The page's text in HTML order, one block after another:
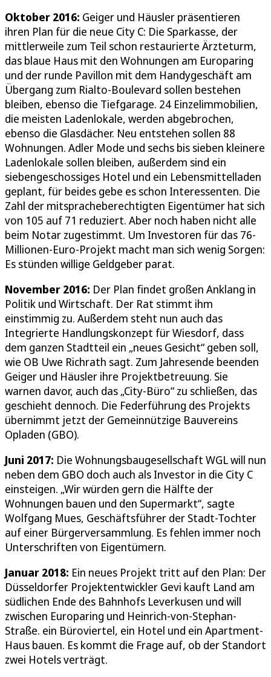
Oktober 2016: Geiger und Häusler präsentieren
ihren Plan für die neue City C: Die Sparkasse, der
mittlerweile zum Teil schon restaurierte Ärzteturm,
das blaue Haus mit den Wohnungen am Europaring
und der runde Pavillon mit dem Handygeschäft am
Übergang zum Rialto-Boulevard sollen bestehen
bleiben, ebenso die Tiefgarage. 24 Einzelimmobilien,
die meisten Ladenlokale, werden abgebrochen,
ebenso die Glasdächer. Neu entstehen sollen 88
Wohnungen. Adler Mode und sechs bis sieben kleinere
Ladenlokale sollen bleiben, außerdem sind ein
siebengeschossiges Hotel und ein Lebensmittelladen
geplant, für beides gebe es schon Interessenten. Die
Zahl der mitspracheberechtigten Eigentümer hat sich
von 105 auf 71 reduziert. Aber noch haben nicht alle
beim Notar zugestimmt. Um Investoren für das 76-
Millionen-Euro-Projekt macht man sich wenig Sorgen:
Es stünden willige Geldgeber parat.
November 2016: Der Plan findet großen Anklang in
Politik und Wirtschaft. Der Rat stimmt ihm
einstimmig zu. Außerdem steht nun auch das
Integrierte Handlungskonzept für Wiesdorf, dass
dem ganzen Stadtteil ein „neues Gesicht“ geben soll,
wie OB Uwe Richrath sagt. Zum Jahresende beenden
Geiger und Häusler ihre Projektbetreuung. Sie
warnen davor, auch das „City-Büro“ zu schließen, das
geschieht dennoch. Die Federführung des Projekts
übernimmt jetzt der Gemeinnützige Bauvereins
Opladen (GBO).
Juni 2017: Die Wohnungsbaugesellschaft WGL will nun
neben dem GBO doch auch als Investor in die City C
einsteigen. „Wir würden gern die Hälfte der
Wohnungen bauen und den Supermarkt“, sagte
Wolfgang Mues, Geschäftsführer der Stadt-Tochter
auf einer Bürgerversammlung. Es fehlen immer noch
Unterschriften von Eigentümern.
Januar 2018: Ein neues Projekt tritt auf den Plan: Der
Düsseldorfer Projektentwickler Gevi kauft Land am
südlichen Ende des Bahnhofs Leverkusen und will
zwischen Europaring und Heinrich-von-Stephan-
Straße. ein Büroviertel, ein Hotel und ein Apartment-
Haus bauen. Es kommt die Frage auf, ob der Standort
zwei Hotels verträgt.